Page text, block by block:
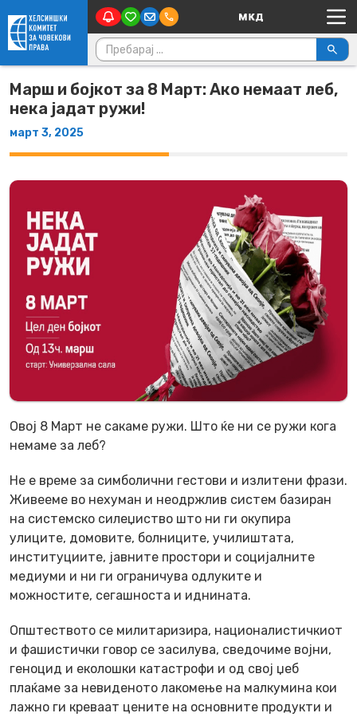
Skip to content Main Navigation
Пребарувај за:
Марш и бојкот за 8 Март: Ако немаат леб,
нека јадат ружи!
март 3, 2025
Овој 8 Март не сакаме ружи. Што ќе ни се ружи кога
немаме за леб?
Не е време за симболични гестови и излитени фрази.
Живееме во нехуман и неодржлив систем базиран
на системско силеџиство што ни ги окупира
улиците, домовите, болниците, училиштата,
институциите, јавните простори и социјалните
медиуми и ни ги ограничува одлуките и
можностите, сегашноста и иднината.
Општеството се милитаризира, националистичкиот
и фашистички говор се засилува, сведочиме војни,
геноцид и еколошки катастрофи и од свој џеб
плаќаме за невиденото лакомење на малкумина кои
лажно ги креваат цените на основните продукти и